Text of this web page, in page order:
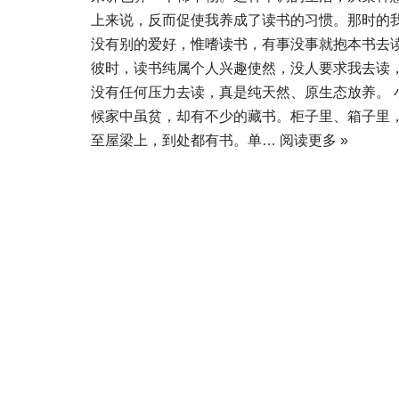
上来说，反而促使我养成了读书的习惯。那时的
没有别的爱好，惟嗜读书，有事没事就抱本书去
彼时，读书纯属个人兴趣使然，没人要求我去读
没有任何压力去读，真是纯天然、原生态放养。
候家中虽贫，却有不少的藏书。柜子里、箱子里
至屋梁上，到处都有书。单… 阅读更多 »